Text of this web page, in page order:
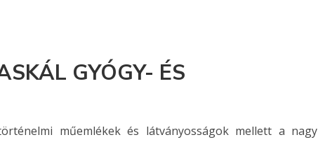
GYÓGY- ÉS
műemlékek és látványosságok mellett a nagy